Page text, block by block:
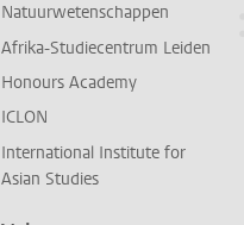
Natuurwetenschappen
Afrika-Studiecentrum Leiden
Honours Academy
ICLON
International Institute for
Asian Studies